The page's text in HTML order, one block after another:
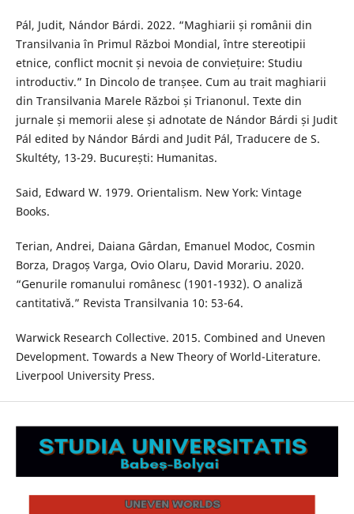
Pál, Judit, Nándor Bárdi. 2022. “Maghiarii și românii din
Transilvania în Primul Război Mondial, între stereotipii
etnice, conflict mocnit și nevoia de conviețuire: Studiu
introductiv.” In Dincolo de tranșee. Cum au trait maghiarii
din Transilvania Marele Război și Trianonul. Texte din
jurnale și memorii alese și adnotate de Nándor Bárdi și Judit
Pál edited by Nándor Bárdi and Judit Pál, Traducere de S.
Skultéty, 13-29. București: Humanitas.
Said, Edward W. 1979. Orientalism. New York: Vintage
Books.
Terian, Andrei, Daiana Gârdan, Emanuel Modoc, Cosmin
Borza, Dragoș Varga, Ovio Olaru, David Morariu. 2020.
“Genurile romanului românesc (1901-1932). O analiză
cantitativă.” Revista Transilvania 10: 53-64.
Warwick Research Collective. 2015. Combined and Uneven
Development. Towards a New Theory of World-Literature.
Liverpool University Press.